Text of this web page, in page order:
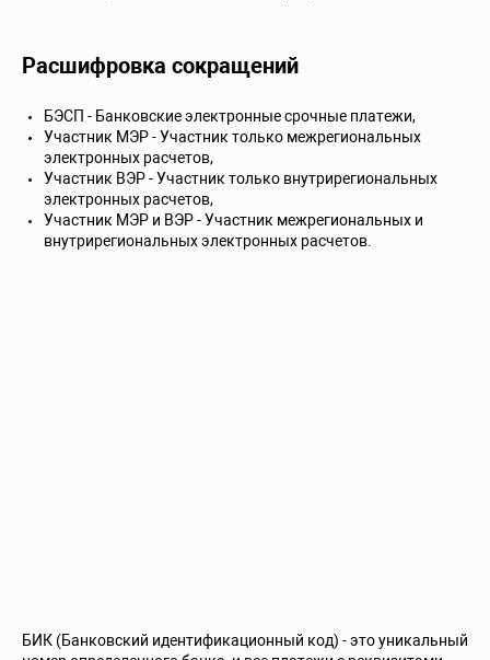
Расшифровка сокращений
БЭСП - Банковские электронные срочные платежи,
Участник МЭР - Участник только межрегиональных
электронных расчетов,
Участник ВЭР - Участник только внутрирегиональных
электронных расчетов,
Участник МЭР и ВЭР - Участник межрегиональных и
внутрирегиональных электронных расчетов.
БИК (Банковский идентификационный код) - это уникальный